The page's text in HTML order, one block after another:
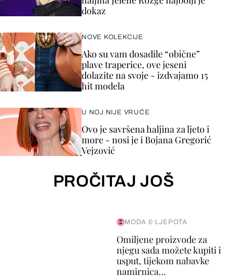
dokaz
NOVE KOLEKCIJE
Ako su vam dosadile “obične”
plave traperice, ove jeseni
dolazite na svoje - izdvajamo 15
hit modela
U NOJ NIJE VRUĆE
Ovo je savršena haljina za ljeto i
more - nosi je i Bojana Gregorić
Vejzović
PROČITAJ JOŠ
MODA & LJEPOTA
Omiljene proizvode za
njegu sada možete kupiti i
usput, tijekom nabavke
namirnica...